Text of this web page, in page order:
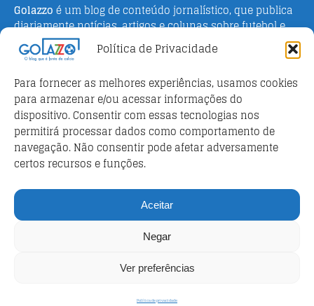
Política de Privacidade
Para fornecer as melhores experiências, usamos cookies
para armazenar e/ou acessar informações do
dispositivo. Consentir com essas tecnologias nos
permitirá processar dados como comportamento de
navegação. Não consentir pode afetar adversamente
certos recursos e funções.
Aceitar
Negar
Ver preferências
Política de privacidade
Golazzo é um blog de conteúdo jornalístico, que publica
diariamente notícias, artigos e colunas sobre futebol e
campeonato italiano. Fundado em 2016 pelo jornalista
Adriano Bertin, o site tem como objetivo informar o
o esporte na Itália.
Parceiros
Futebol ao vivo
Análises e prognósticos dos jogos
Política de privacidade
Copyright © 2026 | WordPress Theme by